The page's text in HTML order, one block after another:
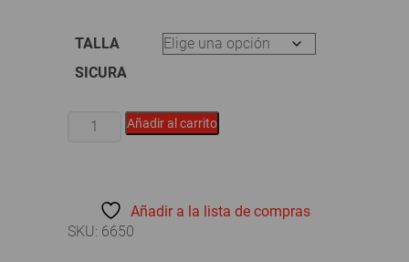
TALLA
SICURA
CALZADOS
cantidad
Añadir al carrito
Añadir a la lista de compras
SKU: 6650